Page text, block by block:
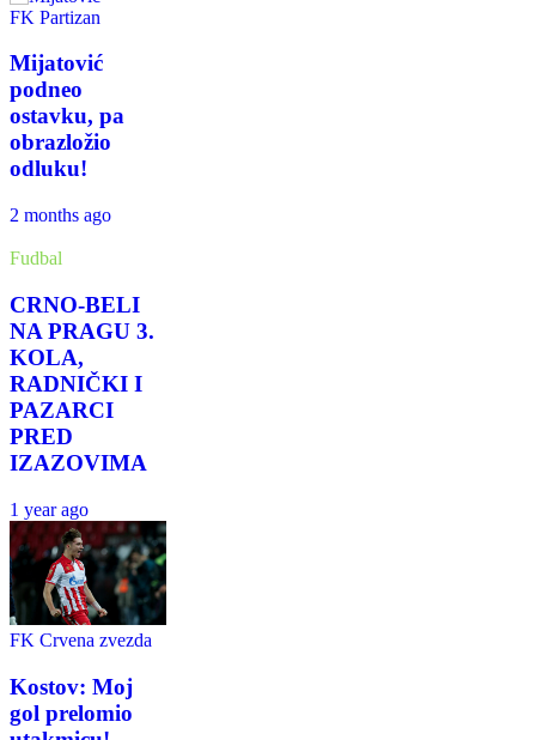
FK Partizan
Mijatović
podneo
ostavku, pa
obrazložio
odluku!
2 months ago
Fudbal
CRNO-BELI
NA PRAGU 3.
KOLA,
RADNIČKI I
PAZARCI
PRED
IZAZOVIMA
1 year ago
FK Crvena zvezda
Kostov: Moj
gol prelomio